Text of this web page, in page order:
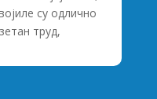
су одлично
труд,